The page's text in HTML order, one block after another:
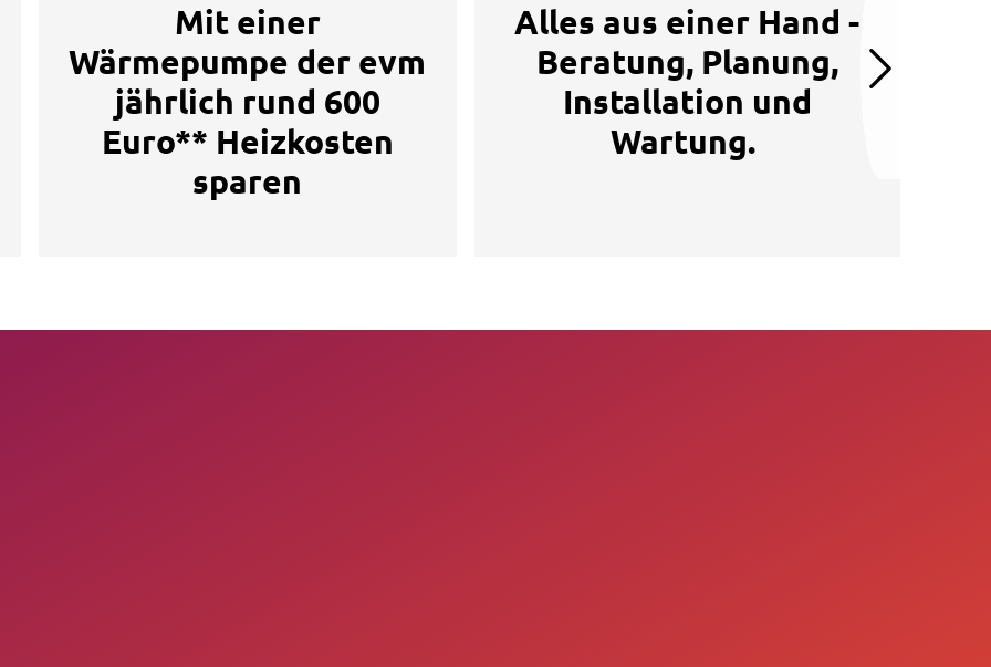
Mit einer
Wärmepumpe der evm
jährlich rund 600
Euro** Heizkosten
sparen
Alles aus einer Hand -
Beratung, Planung,
Installation und
Wartung.